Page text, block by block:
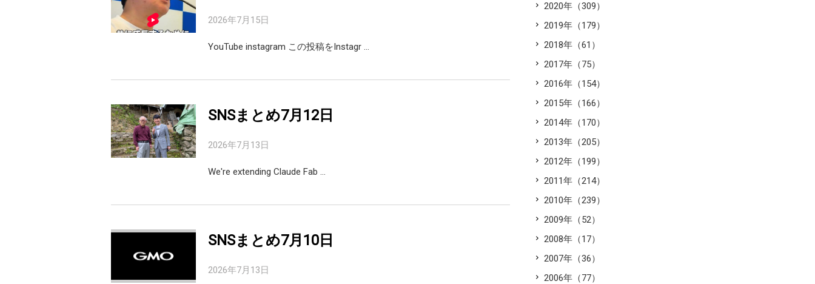
2026年7月15日
YouTube instagram この投稿をInstagr …
SNSまとめ7月12日
2026年7月13日
We're extending Claude Fab …
SNSまとめ7月10日
2026年7月13日
2020年（309）
2019年（179）
2018年（61）
2017年（75）
2016年（154）
2015年（166）
2014年（170）
2013年（205）
2012年（199）
2011年（214）
2010年（239）
2009年（52）
2008年（17）
2007年（36）
2006年（77）